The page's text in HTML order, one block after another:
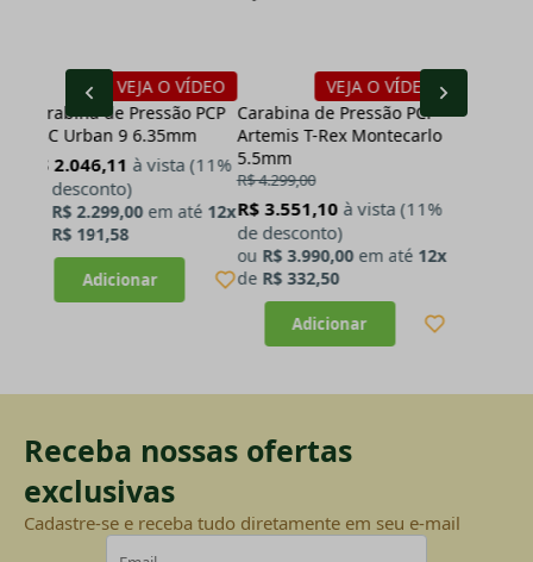
VEJA O VÍDEO
Carabina de Pressão PCP
CBC Urban 9 6.35mm
R$ 2.046,11à vista (11%
de desconto)
R$ 2.299,00em até12x
R$ 191,58
VEJA O VÍDEO
Carabina de Pressão PCP
Artemis T-Rex Montecarlo
5.5mm
R$ 4.299,00
R$ 3.551,10à vista (11%
de desconto)
ouR$ 3.990,00em até12x
deR$ 332,50
Receba nossas ofertas
exclusivas
Cadastre-se e receba tudo diretamente em seu e-mail